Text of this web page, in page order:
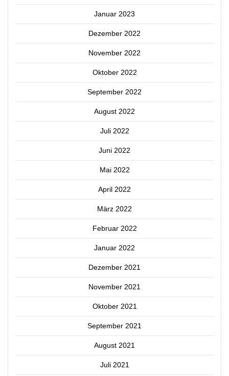
Januar 2023
Dezember 2022
November 2022
Oktober 2022
September 2022
August 2022
Juli 2022
Juni 2022
Mai 2022
April 2022
März 2022
Februar 2022
Januar 2022
Dezember 2021
November 2021
Oktober 2021
September 2021
August 2021
Juli 2021